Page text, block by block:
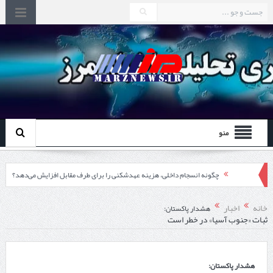
منو
چگونه انسجام داخلی، هزینه عهدشکنی را برای طرف مقابل افزایش می‌دهد؟
اقتدار دیپلماسی از درون مرزها آغاز می‌شود
تشدید اختلاف ایتالیا و اسپانیا بر سر کنترل‌های مرزی
در دیدار استاندار اردبیل و رئیس گمرک مرزی جمهوری آذربایجان تاکید شد؛
توسعه همکاری گمرک‌های مرزی ایران و جمهوری آذربایجان ضرورت دارد
خانه اخبار هشدار پاکستان:
ثبات «جنوب آسیا» در خطر است
هشدار پاکستان: